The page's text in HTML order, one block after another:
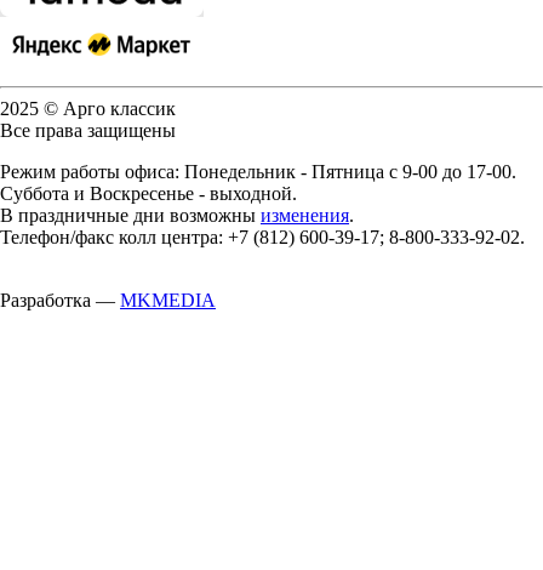
2025 © Арго классик
Все права защищены
Режим работы офиса: Понедельник - Пятница с 9-00 до 17-00.
Суббота и Воскресенье - выходной.
В праздничные дни возможны изменения.
Телефон/факс колл центра: +7 (812) 600-39-17; 8-800-333-92-02.
Разработка — MKMEDIA